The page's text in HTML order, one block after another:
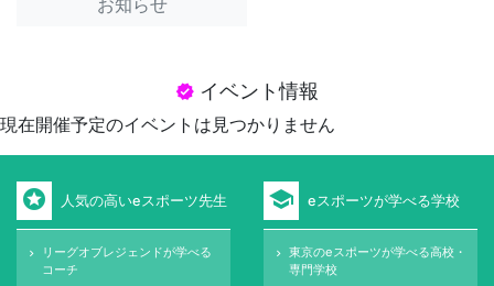
verified イベント情報
現在開催予定のイベントは見つかりません
stars 人気の高いeスポーツ先生
keyboard_arrow_right
リーグオブレジェンドが学べる
コーチ
school eスポーツが学べる学校
keyboard_arrow_right
東京のeスポーツが学べる高校・
専門学校